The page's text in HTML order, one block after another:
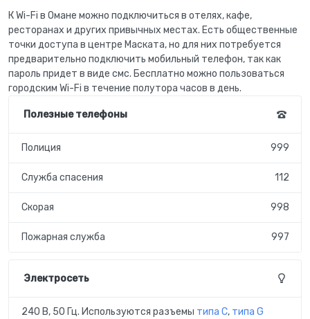
К Wi-Fi в Омане можно подключиться в отелях, кафе,
ресторанах и других привычных местах. Есть общественные
точки доступа в центре Маската, но для них потребуется
предварительно подключить мобильный телефон, так как
пароль придет в виде смс. Бесплатно можно пользоваться
городским Wi-Fi в течение полутора часов в день.
Полезные телефоны
Полиция 999
Служба спасения 112
Скорая 998
Пожарная служба 997
Электросеть
240 В, 50 Гц. Используются разъемы типа C, типа G